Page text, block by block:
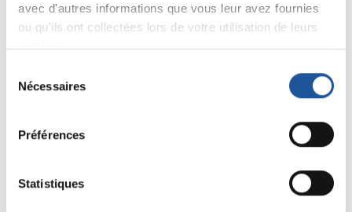
avec d'autres informations que vous leur avez fournies
ou qu'ils ont collectées lors de votre utilisation de leurs
services.
Nécessaires
Préférences
Statistiques
Autres réalisations
équipement de lavage
scolaire de la région Lyonnaise.
Installation machine à capot pour